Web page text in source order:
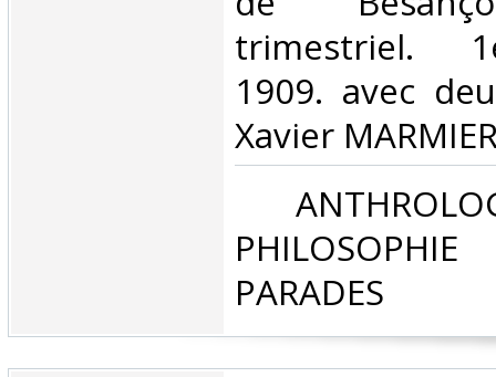
trimestriel.
1909. avec
Xavier
PHILOSOPHIE
PARADES‎